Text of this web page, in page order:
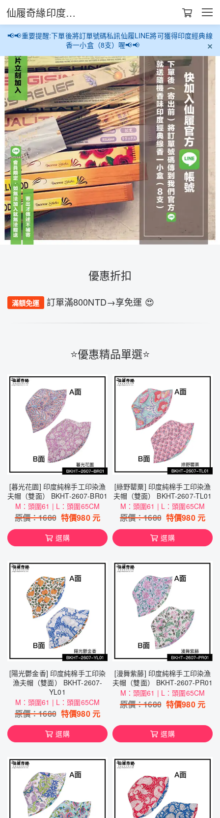
仙履奇緣印度生活館
優惠折扣
滿額免運 訂單滿800NTD→享免運 😍
⭐️優惠精品單選⭐️
[暮光花園] 印度純棉手工印染漁
夫帽（雙面） BKHT-2607-BR01
M：頭圍61 | L：頭圍65CM
原價：1680 特價980元
選購
[綠野罌粟] 印度純棉手工印染漁
夫帽（雙面） BKHT-2607-TL01
M：頭圍61 | L：頭圍65CM
原價：1680 特價980元
選購
[陽光鬱金香] 印度純棉手工印染
漁夫帽（雙面） BKHT-2607-
YL01
M：頭圍61 | L：頭圍65CM
原價：1680 特價980元
選購
[漫舞紫藤] 印度純棉手工印染漁
夫帽（雙面） BKHT-2607-PR01
M：頭圍61 | L：頭圍65CM
原價：1680 特價980元
選購
📢📢重要提醒:下單後將訂單號碼私訊仙履LINE將可獲得印度經典線
香一小盒（8支）喔📢📢